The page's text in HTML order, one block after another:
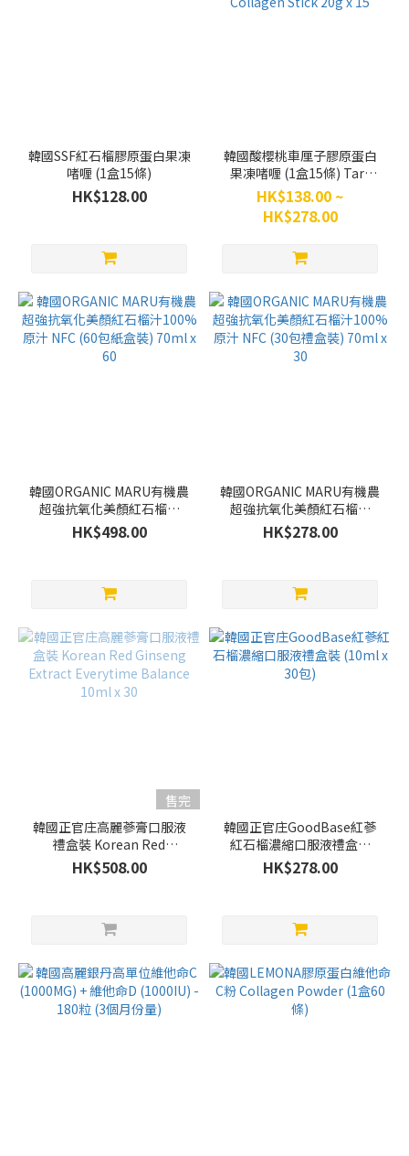
韓國SSF紅石榴膠原蛋白果凍
啫喱 (1盒15條)
HK$128.00
韓國酸櫻桃車厘子膠原蛋白
果凍啫喱 (1盒15條) Tart
Cherry Collagen Stick 20g
x 15
HK$138.00 ~
HK$278.00
韓國ORGANIC MARU有機農
超強抗氧化美顏紅石榴汁
100%原汁 NFC (60包紙盒
裝) 70ml x 60
HK$498.00
韓國ORGANIC MARU有機農
超強抗氧化美顏紅石榴汁
100%原汁 NFC (30包禮盒
裝) 70ml x 30
HK$278.00
售完
韓國正官庄高麗蔘膏口服液
禮盒裝 Korean Red
Ginseng Extract Everytime
Balance 10ml x 30
HK$508.00
韓國正官庄GoodBase紅蔘
紅石榴濃縮口服液禮盒裝
(10ml x 30包)
HK$278.00